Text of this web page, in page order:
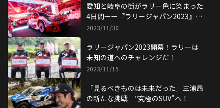
愛知と岐阜の街がラリー色に染まった
4日間ーー『ラリージャパン2023』ハ
イライト【前編】
2023/11/30
ラリージャパン2023開幕！ラリーは
未知の道へのチャレンジだ！
2023/11/15
「見るべきものは未来だった」三浦昂
の新たな挑戦 "究極のSUV"へ！